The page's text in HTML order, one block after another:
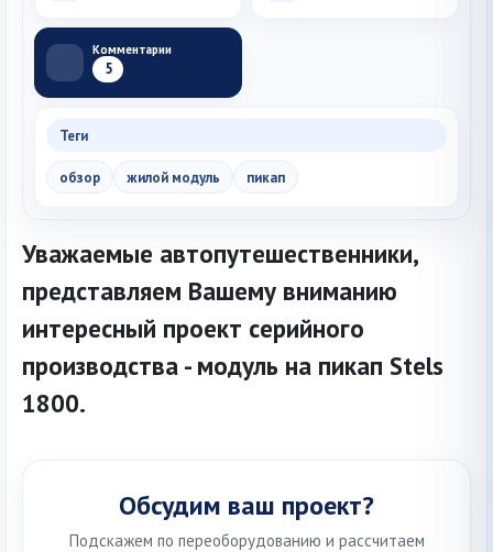
Комментарии
5
Теги
обзор жилой модуль пикап
Уважаемые автопутешественники,
представляем Вашему вниманию
интересный проект серийного
производства - модуль на пикап Stels
1800.
Обсудим ваш проект?
Подскажем по переоборудованию и рассчитаем